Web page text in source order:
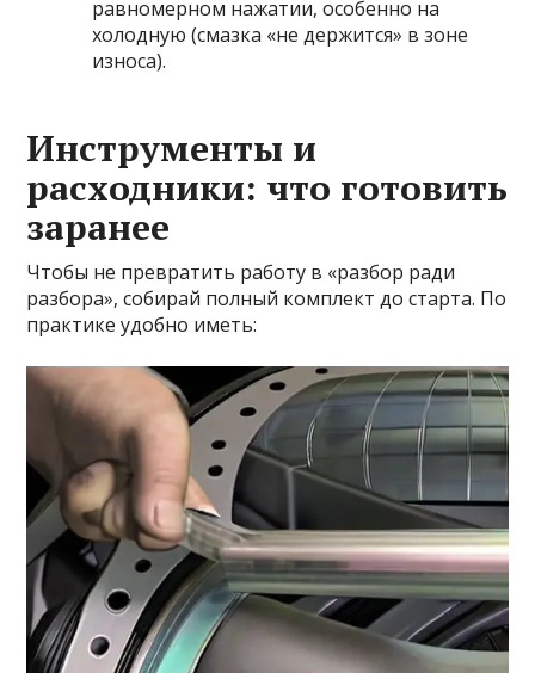
равномерном нажатии, особенно на
холодную (смазка «не держится» в зоне
износа).
Инструменты и
расходники: что готовить
заранее
Чтобы не превратить работу в «разбор ради
разборa», собирай полный комплект до старта. По
практике удобно иметь: